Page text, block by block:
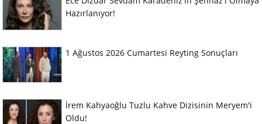
Hazırlanıyor!
1 Ağustos 2026 Cumartesi Reyting Sonuçları
İrem Kahyaoğlu Tuzlu Kahve Dizisinin Meryem'i
Oldu!